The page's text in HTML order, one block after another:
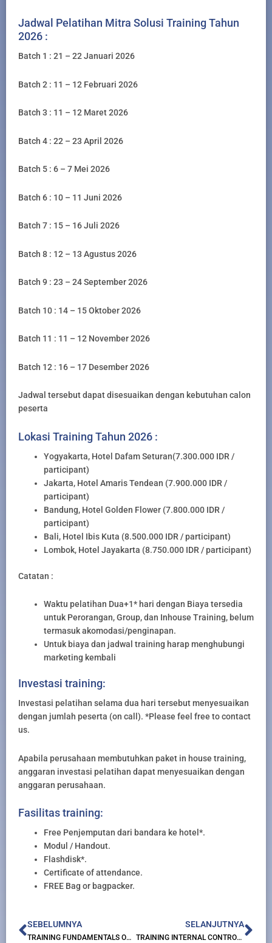
Jadwal Pelatihan Mitra Solusi Training Tahun
2026 :
Batch 1 : 21 – 22 Januari 2026
Batch 2 : 11 – 12 Februari 2026
Batch 3 : 11 – 12 Maret 2026
Batch 4 : 22 – 23 April 2026
Batch 5 : 6 – 7 Mei 2026
Batch 6 : 10 – 11 Juni 2026
Batch 7 : 15 – 16 Juli 2026
Batch 8 : 12 – 13 Agustus 2026
Batch 9 : 23 – 24 September 2026
Batch 10 : 14 – 15 Oktober 2026
Batch 11 : 11 – 12 November 2026
Batch 12 : 16 – 17 Desember 2026
Jadwal tersebut dapat disesuaikan dengan kebutuhan calon
peserta
Lokasi Training Tahun 2026 :
Yogyakarta, Hotel Dafam Seturan(7.300.000 IDR /
participant)
Jakarta, Hotel Amaris Tendean (7.900.000 IDR /
participant)
Bandung, Hotel Golden Flower (7.800.000 IDR /
participant)
Bali, Hotel Ibis Kuta (8.500.000 IDR / participant)
Lombok, Hotel Jayakarta (8.750.000 IDR / participant)
Catatan :
Waktu pelatihan Dua+1* hari dengan Biaya tersedia
untuk Perorangan, Group, dan Inhouse Training, belum
termasuk akomodasi/penginapan.
Untuk biaya dan jadwal training harap menghubungi
marketing kembali
Investasi training:
Investasi pelatihan selama dua hari tersebut menyesuaikan
dengan jumlah peserta (on call). *Please feel free to contact
us.
Apabila perusahaan membutuhkan paket in house training,
anggaran investasi pelatihan dapat menyesuaikan dengan
anggaran perusahaan.
Fasilitas training:
Free Penjemputan dari bandara ke hotel*.
Modul / Handout.
Flashdisk*.
Certificate of attendance.
FREE Bag or bagpacker.
Prev
SEBELUMNYA
TRAINING FUNDAMENTALS OF INDIRECT COST RATES
SELANJUTNYA
TRAINING INTERNAL CONTROL OVER FINANCIAL REPORTINHG ICOFR